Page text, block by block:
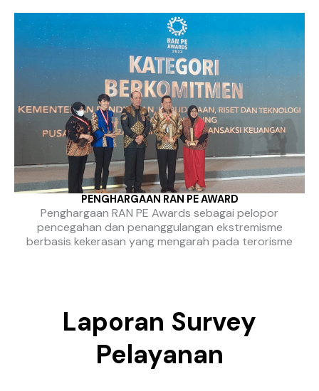
PENGHARGAAN RAN PE AWARD
Penghargaan RAN PE Awards sebagai pelopor
pencegahan dan penanggulangan ekstremisme
berbasis kekerasan yang mengarah pada terorisme
Laporan Survey
Pelayanan